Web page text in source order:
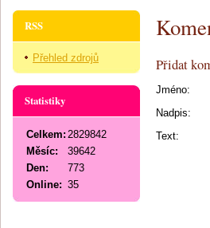
Přidat
Jméno:
Nadpis:
Text:
RSS
Přehled zdrojů
Statistiky
Online: 35
Celkem: 2829842
Měsíc:
39642
Den:
773